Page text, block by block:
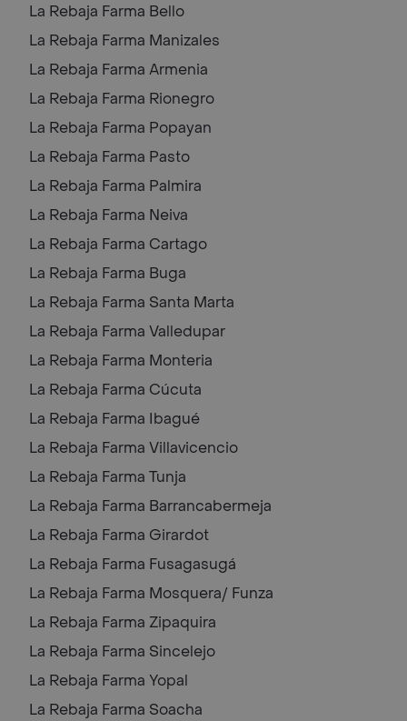
La Rebaja Farma Bello
La Rebaja Farma Manizales
La Rebaja Farma Armenia
La Rebaja Farma Rionegro
La Rebaja Farma Popayan
La Rebaja Farma Pasto
La Rebaja Farma Palmira
La Rebaja Farma Neiva
La Rebaja Farma Cartago
La Rebaja Farma Buga
La Rebaja Farma Santa Marta
La Rebaja Farma Valledupar
La Rebaja Farma Monteria
La Rebaja Farma Cúcuta
La Rebaja Farma Ibagué
La Rebaja Farma Villavicencio
La Rebaja Farma Tunja
La Rebaja Farma Barrancabermeja
La Rebaja Farma Girardot
La Rebaja Farma Fusagasugá
La Rebaja Farma Mosquera/ Funza
La Rebaja Farma Zipaquira
La Rebaja Farma Sincelejo
La Rebaja Farma Yopal
La Rebaja Farma Soacha